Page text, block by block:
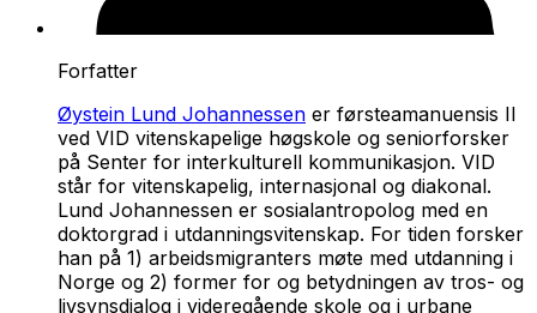
Forfatter
Øystein Lund Johannessen er førsteamanuensis II
ved VID vitenskapelige høgskole og seniorforsker
på Senter for interkulturell kommunikasjon. VID
står for vitenskapelig, internasjonal og diakonal.
Lund Johannessen er sosialantropolog med en
doktorgrad i utdanningsvitenskap. For tiden forsker
han på 1) arbeidsmigranters møte med utdanning i
Norge og 2) former for og betydningen av tros- og
livsynsdialog i videregående skole og i urbane